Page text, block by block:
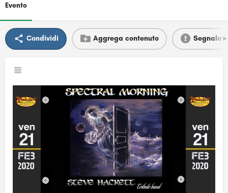
Evento
Condividi Aggrega contenuto Segnala